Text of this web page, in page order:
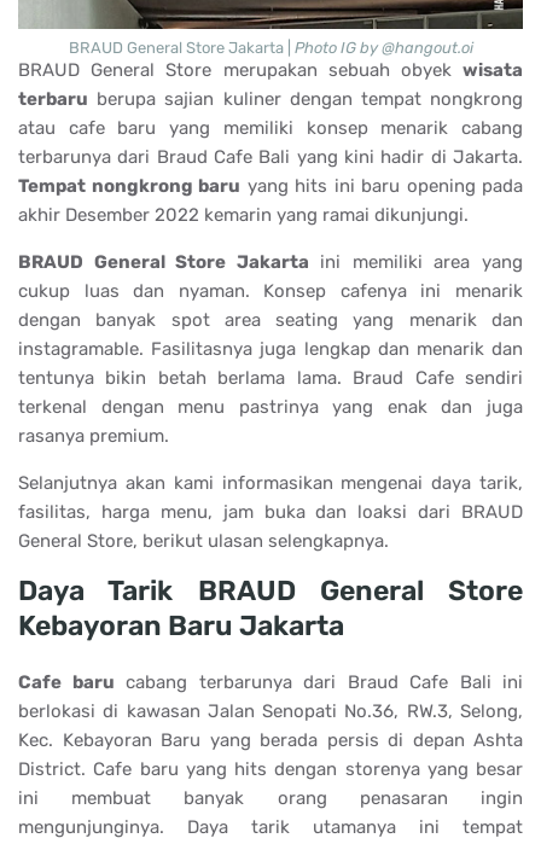
BRAUD General Store Jakarta | Photo IG by @hangout.oi
BRAUD General Store merupakan sebuah obyek wisata
terbaru berupa sajian kuliner dengan tempat nongkrong
atau cafe baru yang memiliki konsep menarik cabang
terbarunya dari Braud Cafe Bali yang kini hadir di Jakarta.
Tempat nongkrong baru yang hits ini baru opening pada
akhir Desember 2022 kemarin yang ramai dikunjungi.
BRAUD General Store Jakarta ini memiliki area yang
cukup luas dan nyaman. Konsep cafenya ini menarik
dengan banyak spot area seating yang menarik dan
instagramable. Fasilitasnya juga lengkap dan menarik dan
tentunya bikin betah berlama lama. Braud Cafe sendiri
terkenal dengan menu pastrinya yang enak dan juga
rasanya premium.
Selanjutnya akan kami informasikan mengenai daya tarik,
fasilitas, harga menu, jam buka dan loaksi dari BRAUD
General Store, berikut ulasan selengkapnya.
Daya Tarik BRAUD General Store
Kebayoran Baru Jakarta
Cafe baru cabang terbarunya dari Braud Cafe Bali ini
berlokasi di kawasan Jalan Senopati No.36, RW.3, Selong,
Kec. Kebayoran Baru yang berada persis di depan Ashta
District. Cafe baru yang hits dengan storenya yang besar
ini membuat banyak orang penasaran ingin
mengunjunginya. Daya tarik utamanya ini tempat